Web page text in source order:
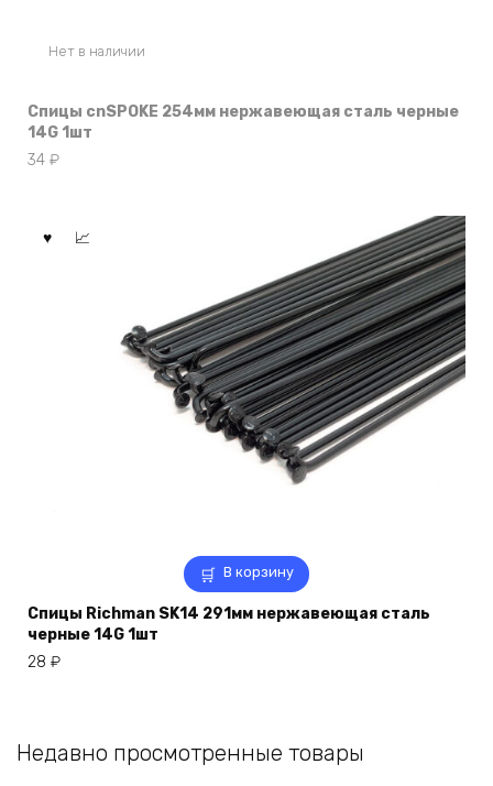
Нет в наличии
Спицы cnSPOKE 254мм нержавеющая сталь черные
14G 1шт
34 ₽
В корзину
Спицы Richman SK14 291мм нержавеющая сталь
черные 14G 1шт
28 ₽
Недавно просмотренные товары